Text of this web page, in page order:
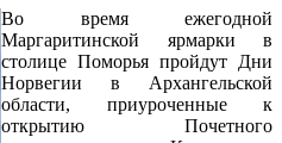
Во время ежегодной
Маргаритинской ярмарки в
столице Поморья пройдут Дни
Норвегии в Архангельской
области, приуроченные к
открытию Почетного